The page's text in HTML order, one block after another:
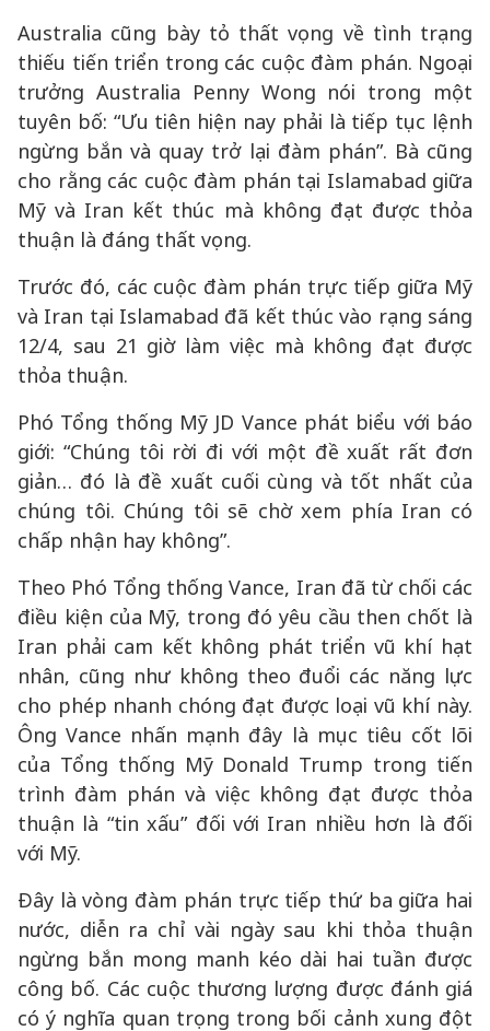
Australia cũng bày tỏ thất vọng về tình trạng
thiếu tiến triển trong các cuộc đàm phán. Ngoại
trưởng Australia Penny Wong nói trong một
tuyên bố: “Ưu tiên hiện nay phải là tiếp tục lệnh
ngừng bắn và quay trở lại đàm phán”. Bà cũng
cho rằng các cuộc đàm phán tại Islamabad giữa
Mỹ và Iran kết thúc mà không đạt được thỏa
thuận là đáng thất vọng.
Trước đó, các cuộc đàm phán trực tiếp giữa Mỹ
và Iran tại Islamabad đã kết thúc vào rạng sáng
12/4, sau 21 giờ làm việc mà không đạt được
thỏa thuận.
Phó Tổng thống Mỹ JD Vance phát biểu với báo
giới: “Chúng tôi rời đi với một đề xuất rất đơn
giản… đó là đề xuất cuối cùng và tốt nhất của
chúng tôi. Chúng tôi sẽ chờ xem phía Iran có
chấp nhận hay không”.
Theo Phó Tổng thống Vance, Iran đã từ chối các
điều kiện của Mỹ, trong đó yêu cầu then chốt là
Iran phải cam kết không phát triển vũ khí hạt
nhân, cũng như không theo đuổi các năng lực
cho phép nhanh chóng đạt được loại vũ khí này.
Ông Vance nhấn mạnh đây là mục tiêu cốt lõi
của Tổng thống Mỹ Donald Trump trong tiến
trình đàm phán và việc không đạt được thỏa
thuận là “tin xấu” đối với Iran nhiều hơn là đối
với Mỹ.
Đây là vòng đàm phán trực tiếp thứ ba giữa hai
nước, diễn ra chỉ vài ngày sau khi thỏa thuận
ngừng bắn mong manh kéo dài hai tuần được
công bố. Các cuộc thương lượng được đánh giá
có ý nghĩa quan trọng trong bối cảnh xung đột